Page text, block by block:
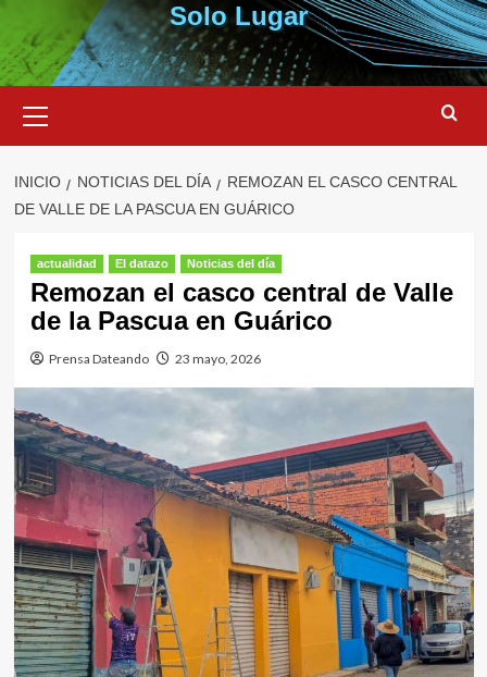
Solo Lugar
primario
INICIO NOTICIAS DEL DÍA
REMOZAN EL CASCO CENTRAL
DE VALLE DE LA PASCUA EN GUÁRICO
actualidad El datazo Noticias del día
Remozan el casco central de Valle
de la Pascua en Guárico
Prensa Dateando 23 mayo, 2026